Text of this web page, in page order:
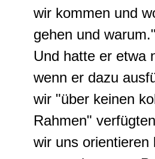
wir kommen und
gehen und
Und hatte er etwa
wenn er dazu
wir "über keinen
Rahmen"
wir uns orientieren